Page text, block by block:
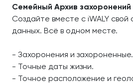
Семейный Архив захоронений
Создайте вместе с iWALY свой
данных. Всё в одном месте.
- Захоронения и захороненные.
- Точные даты жизни.
- Точное расположение и